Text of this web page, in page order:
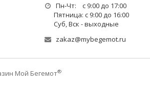
Пн-Чт: с 9:00 до 17:00
Пятница: с 9:00 до 16:00
Суб, Вск - выходные
zakaz@mybegemot.ru
Мой Бегемот®